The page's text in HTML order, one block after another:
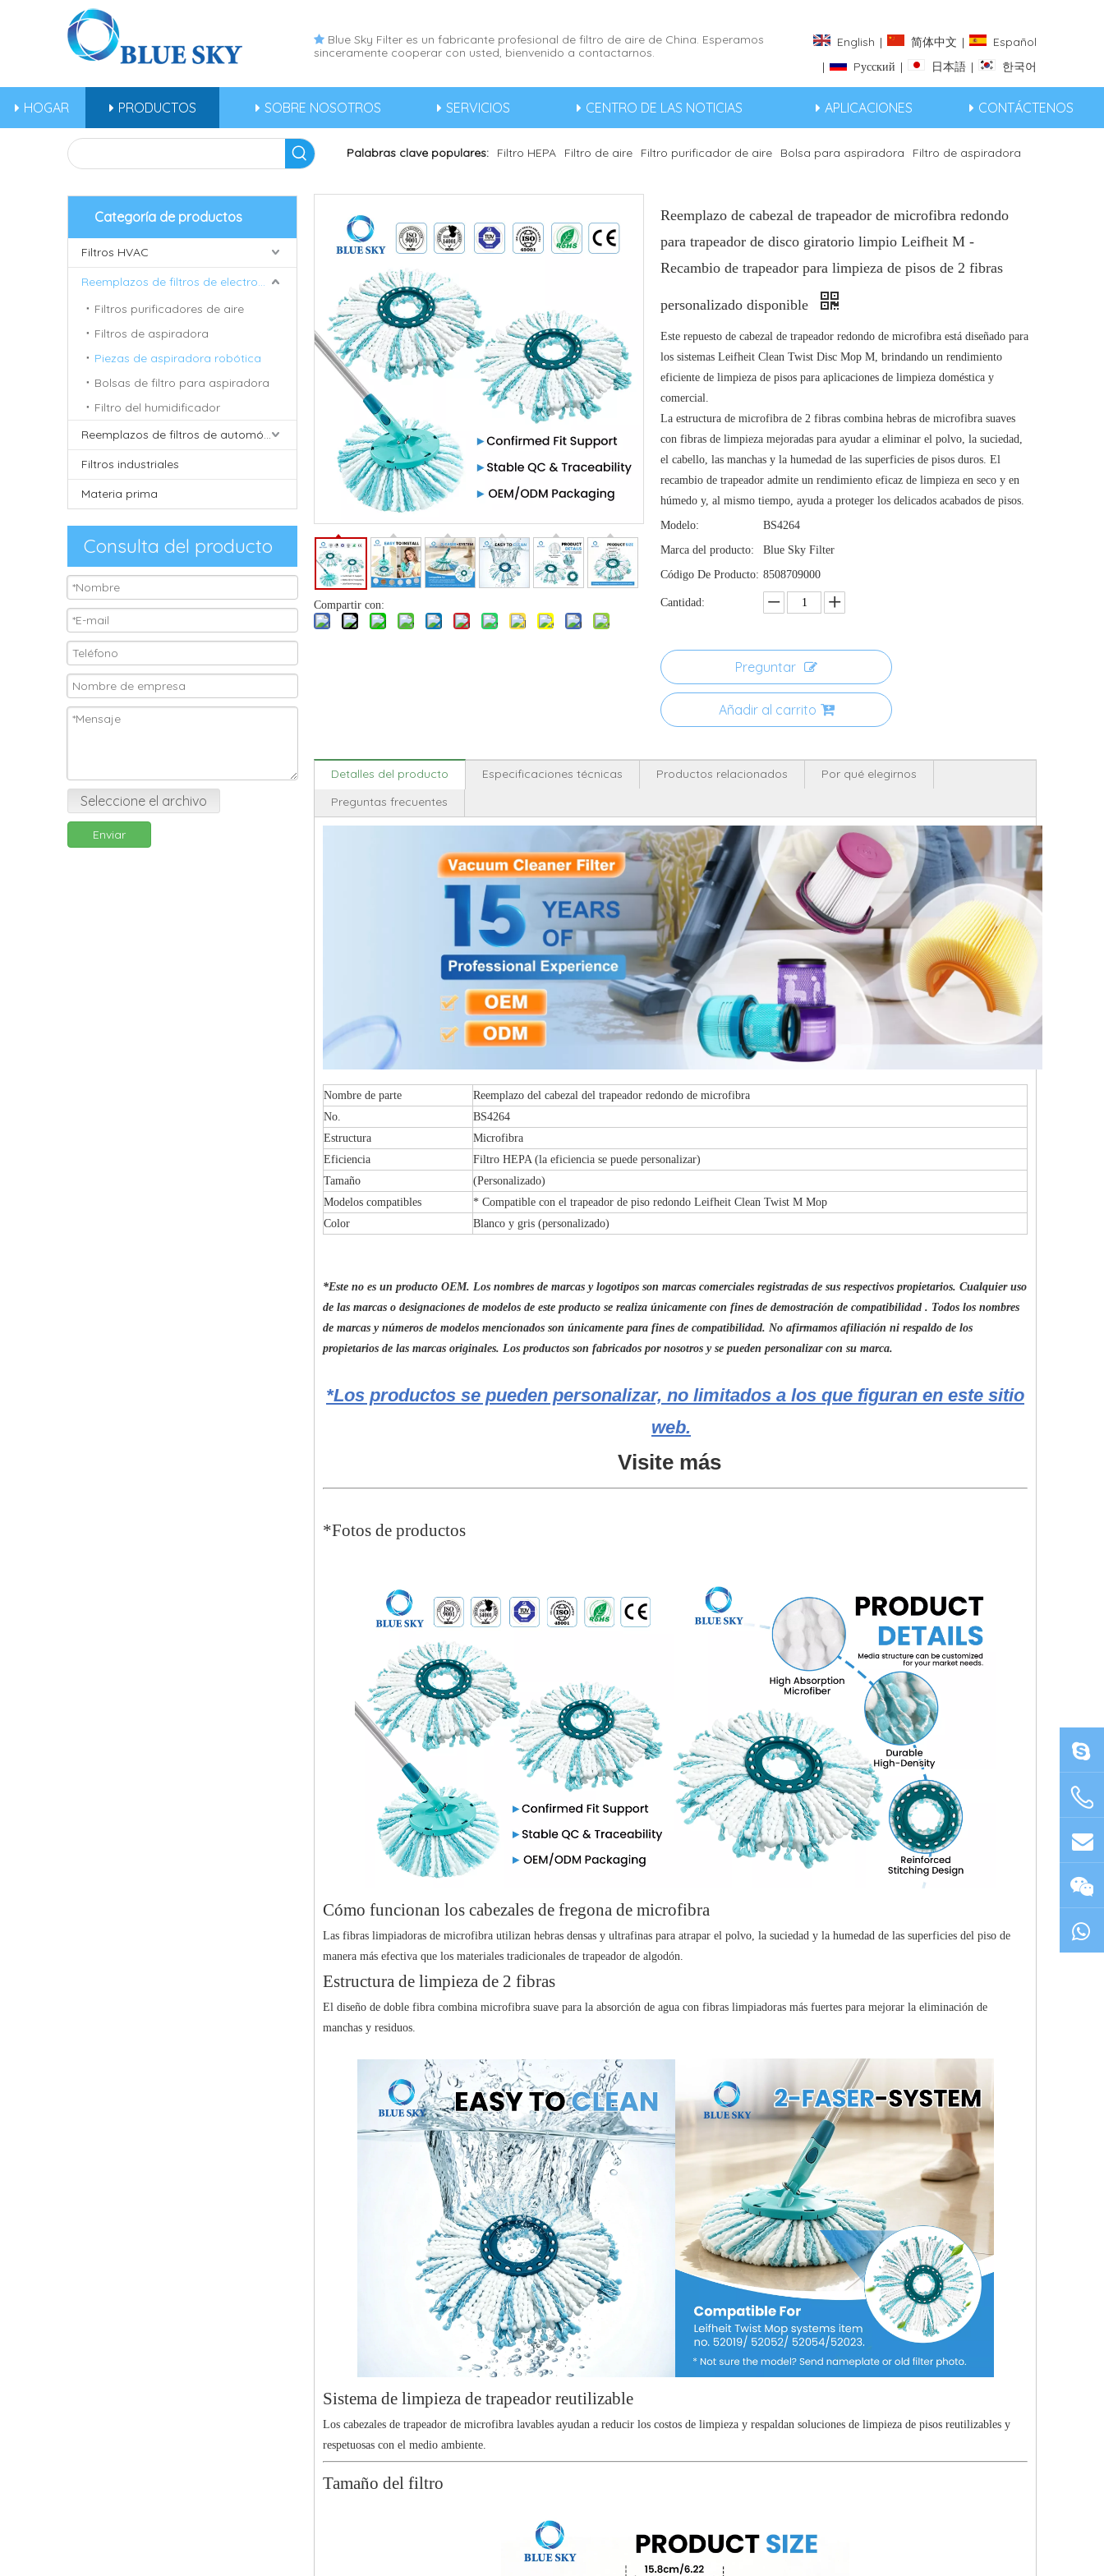
 Blue Sky Filter es un fabricante profesional de filtro de aire de China. Esperamos
sinceramente cooperar con usted, bienvenido a contactarnos.
English | 简体中文 |
Español
|
Pусский | 日本語 | 한국어
HOGAR PRODUCTOS SOBRE NOSOTROS SERVICIOS CENTRO DE LAS NOTICIAS APLICACIONES CONTÁCTENOS
Palabras clave populares: Filtro HEPA Filtro de aire Filtro purificador de aire Bolsa para aspiradora Filtro de aspiradora
Categoría de productos
Filtros HVAC
Reemplazos de filtros de electrodomésticos
Filtros purificadores de aire
Filtros de aspiradora
Piezas de aspiradora robótica
Bolsas de filtro para aspiradora
Filtro del humidificador
Reemplazos de filtros de automóviles
Filtros industriales
Materia prima
Consulta del producto
Seleccione el archivo
Enviar
Compartir con:
Reemplazo de cabezal de trapeador de microfibra redondo
para trapeador de disco giratorio limpio Leifheit M -
Recambio de trapeador para limpieza de pisos de 2 fibras
personalizado disponible
Este repuesto de cabezal de trapeador redondo de microfibra está diseñado para
los sistemas Leifheit Clean Twist Disc Mop M, brindando un rendimiento
eficiente de limpieza de pisos para aplicaciones de limpieza doméstica y
comercial.
La estructura de microfibra de 2 fibras combina hebras de microfibra suaves
con fibras de limpieza mejoradas para ayudar a eliminar el polvo, la suciedad,
el cabello, las manchas y la humedad de las superficies de pisos duros. El
recambio de trapeador admite un rendimiento eficaz de limpieza en seco y en
húmedo y, al mismo tiempo, ayuda a proteger los delicados acabados de pisos.
Modelo:
BS4264
Marca del producto:
Blue Sky Filter
Código De Producto: 8508709000
Cantidad:
Preguntar
Añadir al carrito
Detalles del producto Especificaciones técnicas Productos relacionados
Por qué elegirnos
Preguntas frecuentes
Nombre de parte
Reemplazo del cabezal del trapeador redondo de microfibra
No.
BS4264
Estructura
Microfibra
Eficiencia
Filtro HEPA (la eficiencia se puede personalizar)
Tamaño
(Personalizado)
Modelos compatibles
* Compatible con el trapeador de piso redondo Leifheit Clean Twist M Mop
Color
Blanco y gris (personalizado)
*Este no es un producto OEM. Los nombres de marcas y logotipos son marcas comerciales registradas de sus respectivos propietarios. Cualquier uso
de las marcas o designaciones de modelos de este producto se realiza únicamente con fines de demostración de compatibilidad . Todos los nombres
de marcas y números de modelos mencionados son únicamente para fines de compatibilidad. No afirmamos afiliación ni respaldo de los
propietarios de las marcas originales. Los productos son fabricados por nosotros y se pueden personalizar con su marca.
*Los productos se pueden personalizar, no limitados a los que figuran en este sitio
web.
Visite más
*Fotos de productos
Cómo funcionan los cabezales de fregona de microfibra
Las fibras limpiadoras de microfibra utilizan hebras densas y ultrafinas para atrapar el polvo, la suciedad y la humedad de las superficies del piso de
manera más efectiva que los materiales tradicionales de trapeador de algodón.
Estructura de limpieza de 2 fibras
El diseño de doble fibra combina microfibra suave para la absorción de agua con fibras limpiadoras más fuertes para mejorar la eliminación de
manchas y residuos.
Sistema de limpieza de trapeador reutilizable
Los cabezales de trapeador de microfibra lavables ayudan a reducir los costos de limpieza y respaldan soluciones de limpieza de pisos reutilizables y
respetuosas con el medio ambiente.
Tamaño del filtro